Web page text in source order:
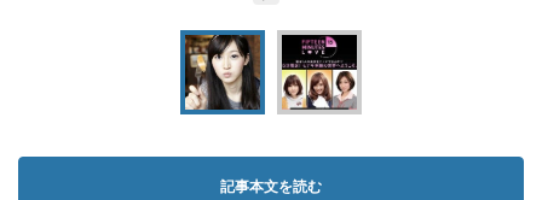
記事本文を読む